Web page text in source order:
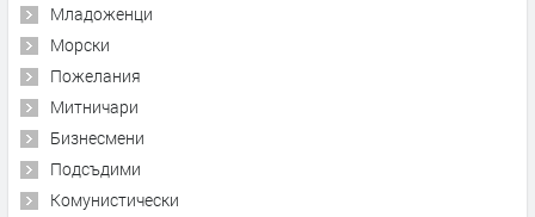
Младоженци
Морски
Пожелания
Митничари
Бизнесмени
Подсъдими
Комунистически